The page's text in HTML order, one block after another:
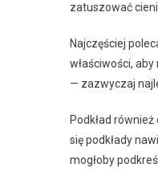
zatuszować
Najczęściej
właściwości,
— zazwyczaj
Podkład
się podkłady
mogłoby